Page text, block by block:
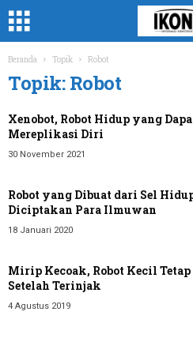
Beranda Topik Robot
Topik: Robot
Xenobot, Robot Hidup yang
Mereplikasi Diri
30 November 2021
Robot yang Dibuat dari Sel
Diciptakan Para Ilmuwan
18 Januari 2020
Mirip Kecoak, Robot Kecil
Setelah Terinjak
4 Agustus 2019